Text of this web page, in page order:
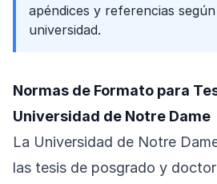
apéndices y referencias
universidad.
Normas de Formato para
Universidad de Notre Dame
La Universidad de Notre
las tesis de posgrado y